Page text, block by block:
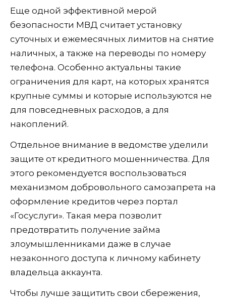
Еще одной эффективной мерой
безопасности МВД считает установку
суточных и ежемесячных лимитов на снятие
наличных, а также на переводы по номеру
телефона. Особенно актуальны такие
ограничения для карт, на которых хранятся
крупные суммы и которые используются не
для повседневных расходов, а для
накоплений.
Отдельное внимание в ведомстве уделили
защите от кредитного мошенничества. Для
этого рекомендуется воспользоваться
механизмом добровольного самозапрета на
оформление кредитов через портал
«Госуслуги». Такая мера позволит
предотвратить получение займа
злоумышленниками даже в случае
незаконного доступа к личному кабинету
владельца аккаунта.
Чтобы лучше защитить свои сбережения,